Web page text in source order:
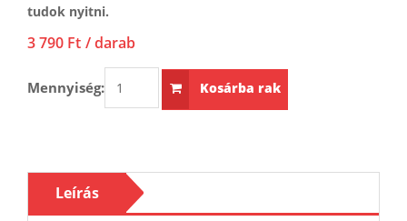
tudok nyitni.
3 790 Ft / darab
Mennyiség: Kosárba rak
Leírás